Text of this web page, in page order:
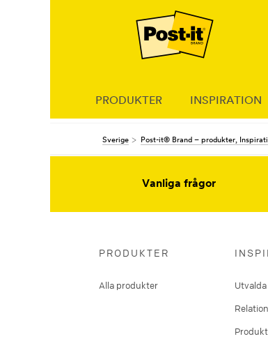
PRODUKTER INSPIRATION
Sverige Post-it® Brand – produkter,
Vanliga frågor
PRODUKTER
Alla produkter